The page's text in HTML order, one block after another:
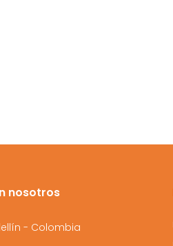
nosotros
- Colombia